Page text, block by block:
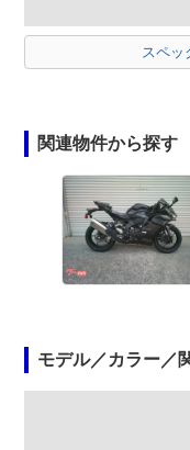
スペッ
関連物件から探す
モデル／カラー／